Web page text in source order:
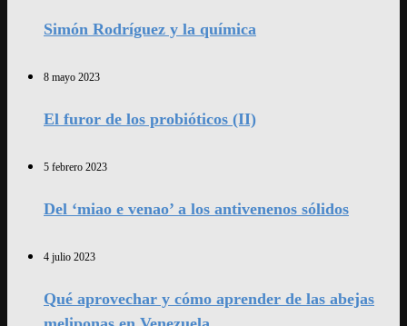
Simón Rodríguez y la química
8 mayo 2023
El furor de los probióticos (II)
5 febrero 2023
Del ‘miao e venao’ a los antivenenos sólidos
4 julio 2023
Qué aprovechar y cómo aprender de las abejas